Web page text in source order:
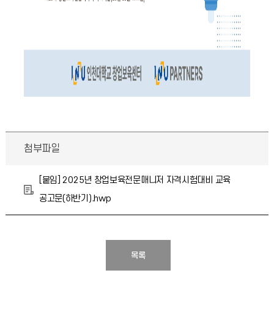
첨부파일
[붙임] 2025년 창업보육전문매니저 자격시험대비 교육
공고문(하반기).hwp
목록